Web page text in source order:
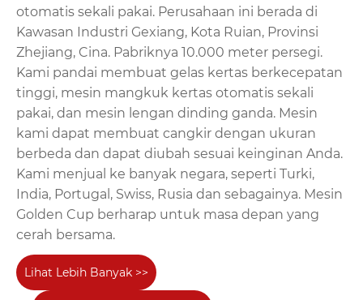
otomatis sekali pakai. Perusahaan ini berada di
Kawasan Industri Gexiang, Kota Ruian, Provinsi
Zhejiang, Cina. Pabriknya 10.000 meter persegi.
Kami pandai membuat gelas kertas berkecepatan
tinggi, mesin mangkuk kertas otomatis sekali
pakai, dan mesin lengan dinding ganda. Mesin
kami dapat membuat cangkir dengan ukuran
berbeda dan dapat diubah sesuai keinginan Anda.
Kami menjual ke banyak negara, seperti Turki,
India, Portugal, Swiss, Rusia dan sebagainya. Mesin
Golden Cup berharap untuk masa depan yang
cerah bersama.
Lihat Lebih Banyak >>